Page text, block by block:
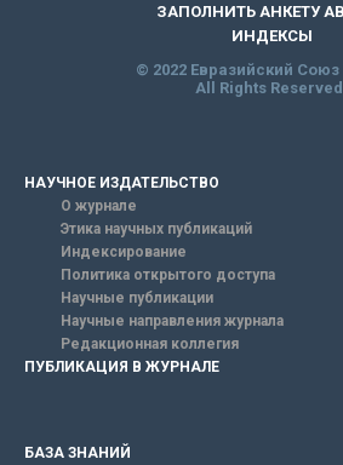
ЗАПОЛНИТЬ АНКЕТУ
ИНДЕКСЫ
© 2022 Евразийский Союз
All Rights Reserved.
НАУЧНОЕ ИЗДАТЕЛЬСТВО
О журнале
Этика научных публикаций
Индексирование
Политика открытого доступа
Научные публикации
Научные направления журнала
Редакционная коллегия
ПУБЛИКАЦИЯ В ЖУРНАЛЕ
БАЗА ЗНАНИЙ